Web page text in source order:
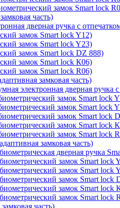
замок Smart lock
часть)
дверная ручка с
замок Smart lock Y12)
замок Smart lock Y23)
замок Smart lock DZ 888)
замок Smart lock К06)
замок Smart lock R06)
замковая часть)
электронная дверная ручка
замок Smart lock
замок Smart lock
замок Smart lock
замок Smart lock
замок Smart lock
замковая часть)
дверная ручка
замок Smart lock
замок Smart lock
замок Smart lock
замок Smart lock
замок Smart lock